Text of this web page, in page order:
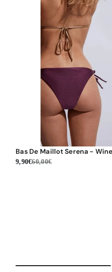
Bas De Maillot Serena -
9,90€60,00€